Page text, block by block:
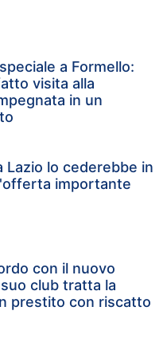
a Formello:
visita alla
in un
Lazio lo cederebbe in
importante
con il nuovo
club tratta la
prestito con riscatto